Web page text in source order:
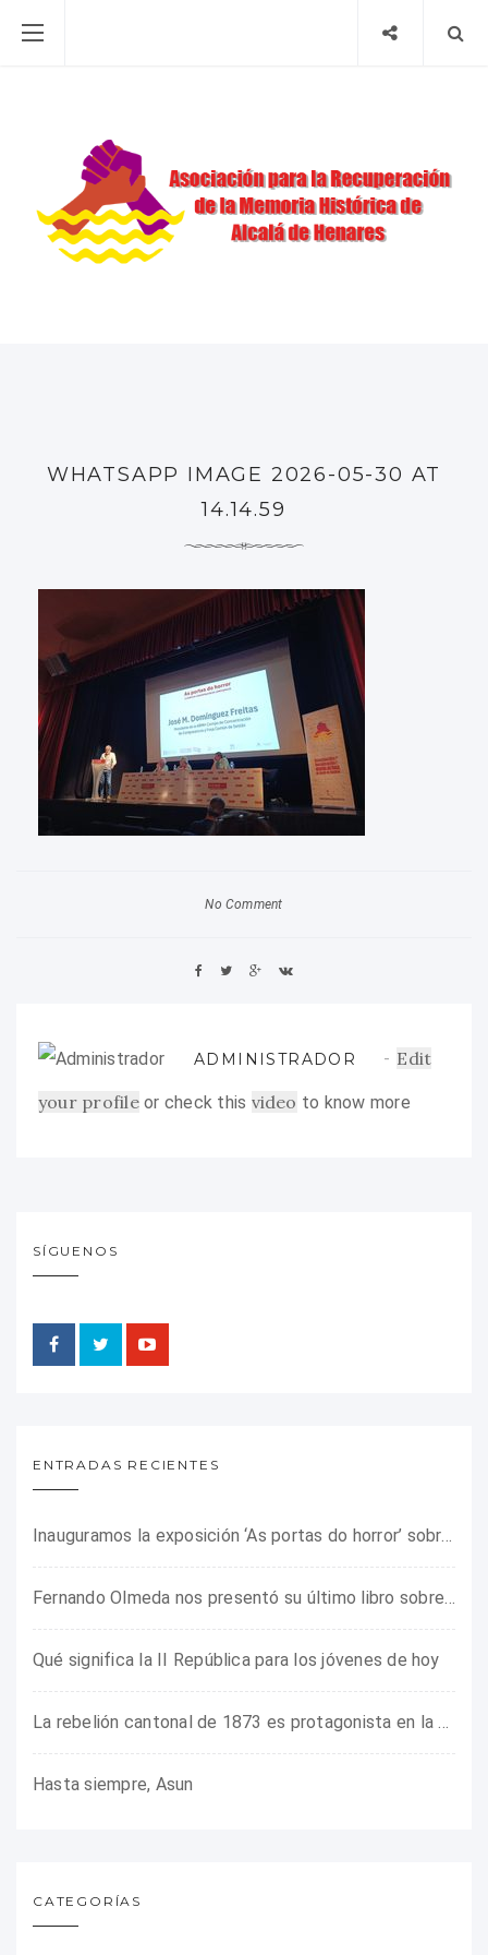
WHATSAPP IMAGE 2026-05-30 AT
14.14.59
No Comment
ADMINISTRADOR
Edit
your profileor check this video to know more
SÍGUENOS
ENTRADAS RECIENTES
Inauguramos la exposición ‘As portas do horror’ sobre el campo de concentración franquista de Camposancos
Fernando Olmeda nos presentó su último libro sobre la fotógrafa Gerda Taro
Qué significa la II República para los jóvenes de hoy
La rebelión cantonal de 1873 es protagonista en la ARMHADH
Hasta siempre, Asun
CATEGORÍAS